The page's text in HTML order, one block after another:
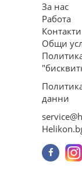
За нас
Работа
Контакти
Общи
данни